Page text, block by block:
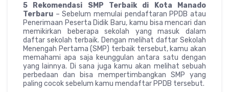
5 Rekomendasi SMP Terbaik di Kota Manado
Terbaru – Sebelum memulai pendaftaran PPDB atau
Penerimaan Peserta Didik Baru, kamu bisa mencari dan
memikirkan beberapa sekolah yang masuk dalam
daftar sekolah terbaik. Dengan melihat daftar Sekolah
Menengah Pertama (SMP) terbaik tersebut, kamu akan
memahami apa saja keunggulan antara satu dengan
yang lainnya. Di sana juga kamu akan melihat sebuah
perbedaan dan bisa mempertimbangkan SMP yang
paling cocok sebelum kamu mendaftar PPDB tersebut.